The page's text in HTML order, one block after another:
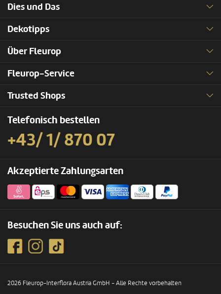
Dies und Das
Dekotipps
Über Fleurop
Fleurop-Service
Trusted Shops
Telefonisch bestellen
+43/ 1/ 870 07
Akzeptierte Zahlungsarten
Besuchen Sie uns auch auf:
2026 Fleurop-Interflora Austria GmbH - Alle Rechte vorbehalten